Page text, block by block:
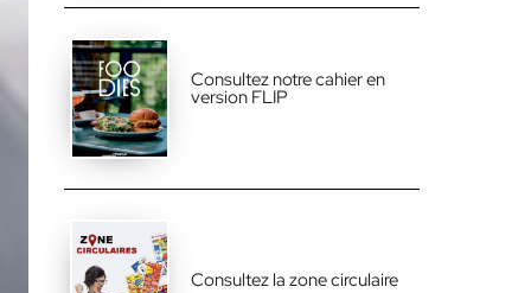
Consultez notre cahier en
version FLIP
Consultez la zone circulaire